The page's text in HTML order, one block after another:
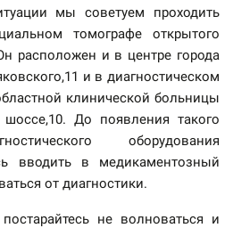
мы советуем проходить
томографе открытого
расположен и в центре города
и в диагностическом
клинической больницы
До появления такого
оборудования
вводить в медикаментозный
от диагностики.
не волноваться и